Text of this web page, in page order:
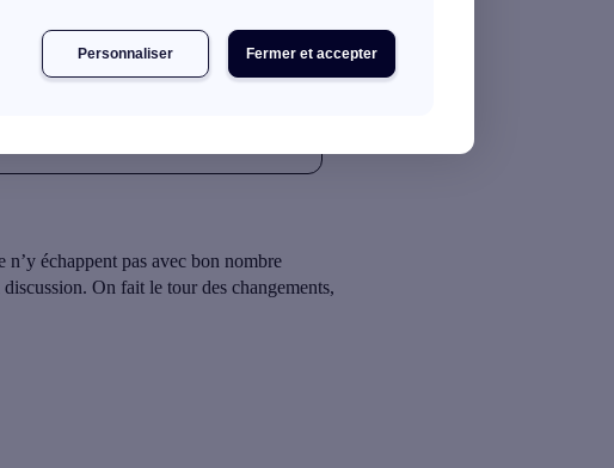
Fermer et accepter
Personnaliser
à 10h03 5 min de lecture
échappent pas avec bon nombre
On fait le tour des changements,